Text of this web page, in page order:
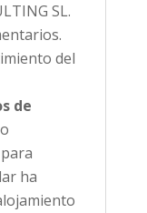
SL.
del
de
ha